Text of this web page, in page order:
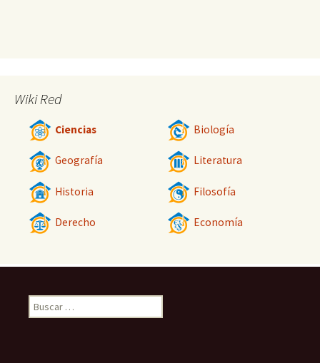
Wiki Red
Ciencias Biología
Geografía Literatura
Historia Filosofía
Derecho Economía
Buscar: